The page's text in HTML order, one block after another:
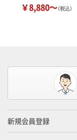
￥8,880～（税込）
新規会員登録